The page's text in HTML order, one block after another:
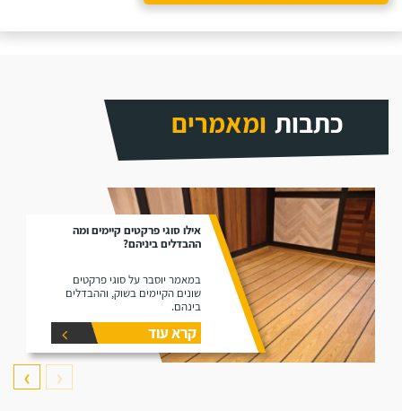
כתבות ומאמרים
אילו סוגי פרקטים קיימים ומה
ההבדלים ביניהם?
במאמר יוסבר על סוגי פרקטים
שונים הקיימים בשוק, וההבדלים
בינהם.
קרא עוד
❮
❯